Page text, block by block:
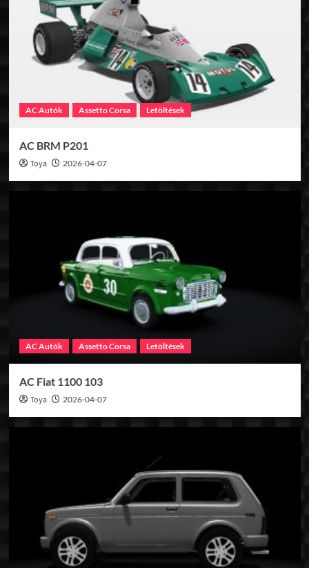
AC Autók Assetto Corsa Letöltések
AC BRM P201
Toya 2026-04-07
AC Autók Assetto Corsa Letöltések
AC Fiat 1100 103
Toya 2026-04-07